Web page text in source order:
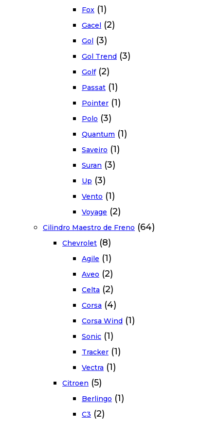
Fox (1)
Gacel (2)
Gol (3)
Gol Trend (3)
Golf (2)
Passat (1)
Pointer (1)
Polo (3)
Quantum (1)
Saveiro (1)
Suran (3)
Up (3)
Vento (1)
Voyage (2)
Cilindro Maestro de Freno (64)
Chevrolet (8)
Agile (1)
Aveo (2)
Celta (2)
Corsa (4)
Corsa Wind (1)
Sonic (1)
Tracker (1)
Vectra (1)
Citroen (5)
Berlingo (1)
C3 (2)